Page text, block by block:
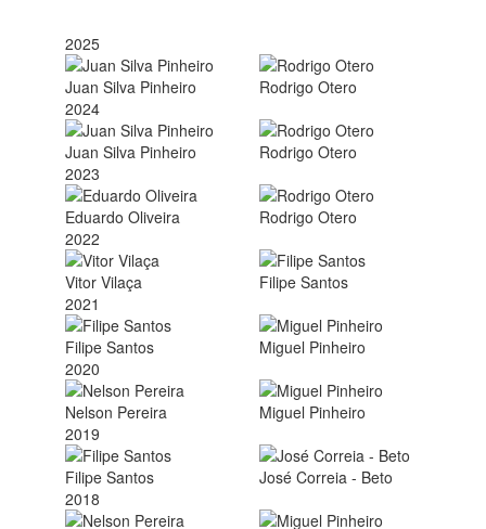
2025
Juan Silva Pinheiro
Rodrigo Otero
2024
Juan Silva Pinheiro
Rodrigo Otero
2023
Eduardo Oliveira
Rodrigo Otero
2022
Vitor Vilaça
Filipe Santos
2021
Filipe Santos
Miguel Pinheiro
2020
Nelson Pereira
Miguel Pinheiro
2019
Filipe Santos
José Correia - Beto
2018